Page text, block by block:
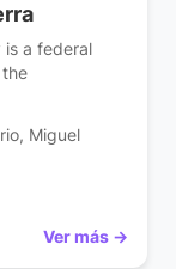
is a federal
Miguel
Ver más →